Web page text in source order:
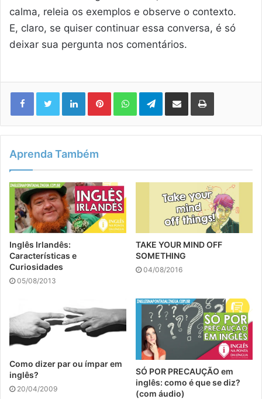
calma, releia os exemplos e observe o contexto.
E, claro, se quiser continuar essa conversa, é só
deixar sua pergunta nos comentários.
LinkedinPinterestWhatsAppTelegram
Compartilhar via e-mail Imprimir
Aprenda Também
Inglês Irlandês:
Características e
Curiosidades
05/08/2013
TAKE YOUR MIND OFF
SOMETHING
04/08/2016
Como dizer par ou ímpar em
inglês?
20/04/2009
SÓ POR PRECAUÇÃO em
inglês: como é que se diz?
(com áudio)